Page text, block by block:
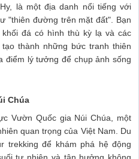
là một địa danh nổi tiếng với
"thiên đường trên mặt đất". Bạn
đá có hình thù kỳ lạ và các
thành những bức tranh thiên
điểm lý tưởng để chụp ảnh sống
Chúa
Vườn Quốc gia Núi Chúa, một
quan trọng của Việt Nam. Du
trekking để khám phá hệ động